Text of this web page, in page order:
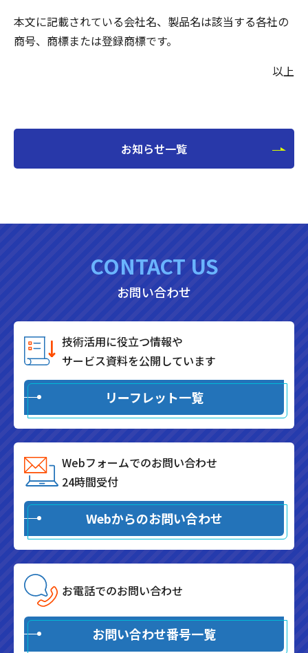
本文に記載されている会社名、製品名は該当する各社の
商号、商標または登録商標です。
以上
お知らせ一覧
CONTACT US
お問い合わせ
技術活用に役立つ情報や
サービス資料を公開しています
リーフレット一覧
Webフォームでのお問い合わせ
24時間受付
Webからのお問い合わせ
お電話でのお問い合わせ
お問い合わせ番号一覧